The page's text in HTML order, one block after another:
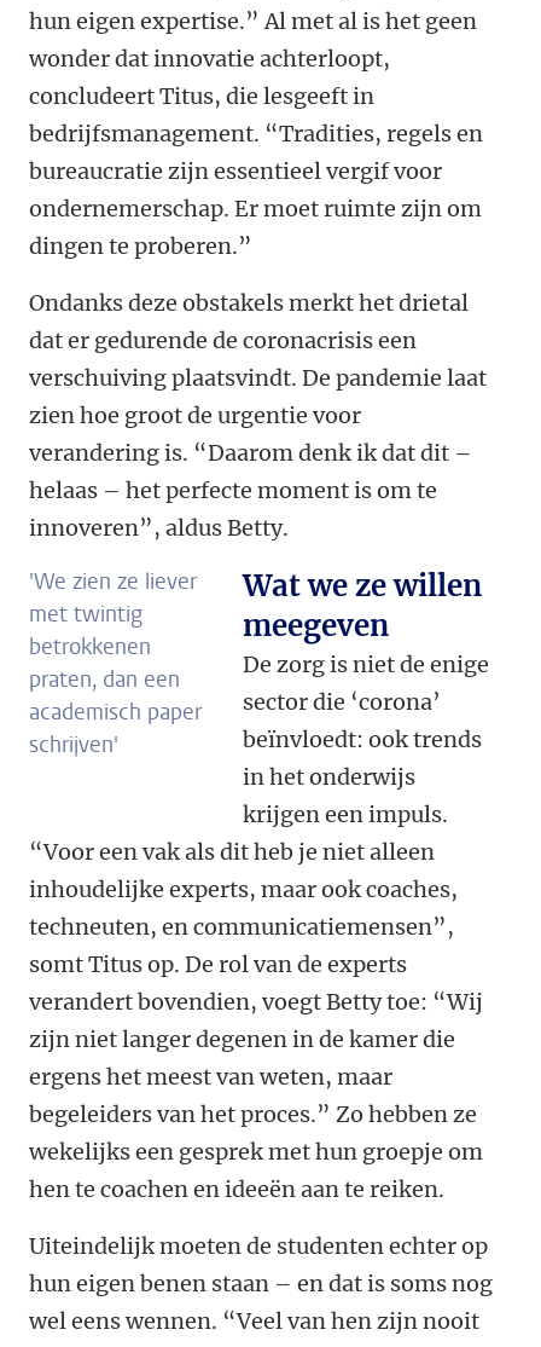
hun eigen expertise.” Al met al is het geen
wonder dat innovatie achterloopt,
concludeert Titus, die lesgeeft in
bedrijfsmanagement. “Tradities, regels en
bureaucratie zijn essentieel vergif voor
ondernemerschap. Er moet ruimte zijn om
dingen te proberen.”
Ondanks deze obstakels merkt het drietal
dat er gedurende de coronacrisis een
verschuiving plaatsvindt. De pandemie laat
zien hoe groot de urgentie voor
verandering is. “Daarom denk ik dat dit –
helaas – het perfecte moment is om te
innoveren”, aldus Betty.
'We zien ze liever
met twintig
betrokkenen
praten, dan een
academisch paper
schrijven'
Wat we ze willen
meegeven
De zorg is niet de enige
sector die ‘corona’
beïnvloedt: ook trends
in het onderwijs
krijgen een impuls.
“Voor een vak als dit heb je niet alleen
inhoudelijke experts, maar ook coaches,
techneuten, en communicatiemensen”,
somt Titus op. De rol van de experts
verandert bovendien, voegt Betty toe: “Wij
zijn niet langer degenen in de kamer die
ergens het meest van weten, maar
begeleiders van het proces.” Zo hebben ze
wekelijks een gesprek met hun groepje om
hen te coachen en ideeën aan te reiken.
Uiteindelijk moeten de studenten echter op
hun eigen benen staan – en dat is soms nog
wel eens wennen. “Veel van hen zijn nooit